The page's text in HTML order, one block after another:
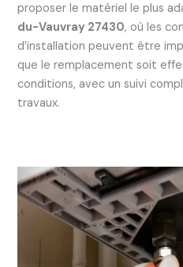
proposer le matériel le plus
du-Vauvray 27430, où les
d’installation peuvent être
que le remplacement soit
conditions, avec un suivi
travaux.